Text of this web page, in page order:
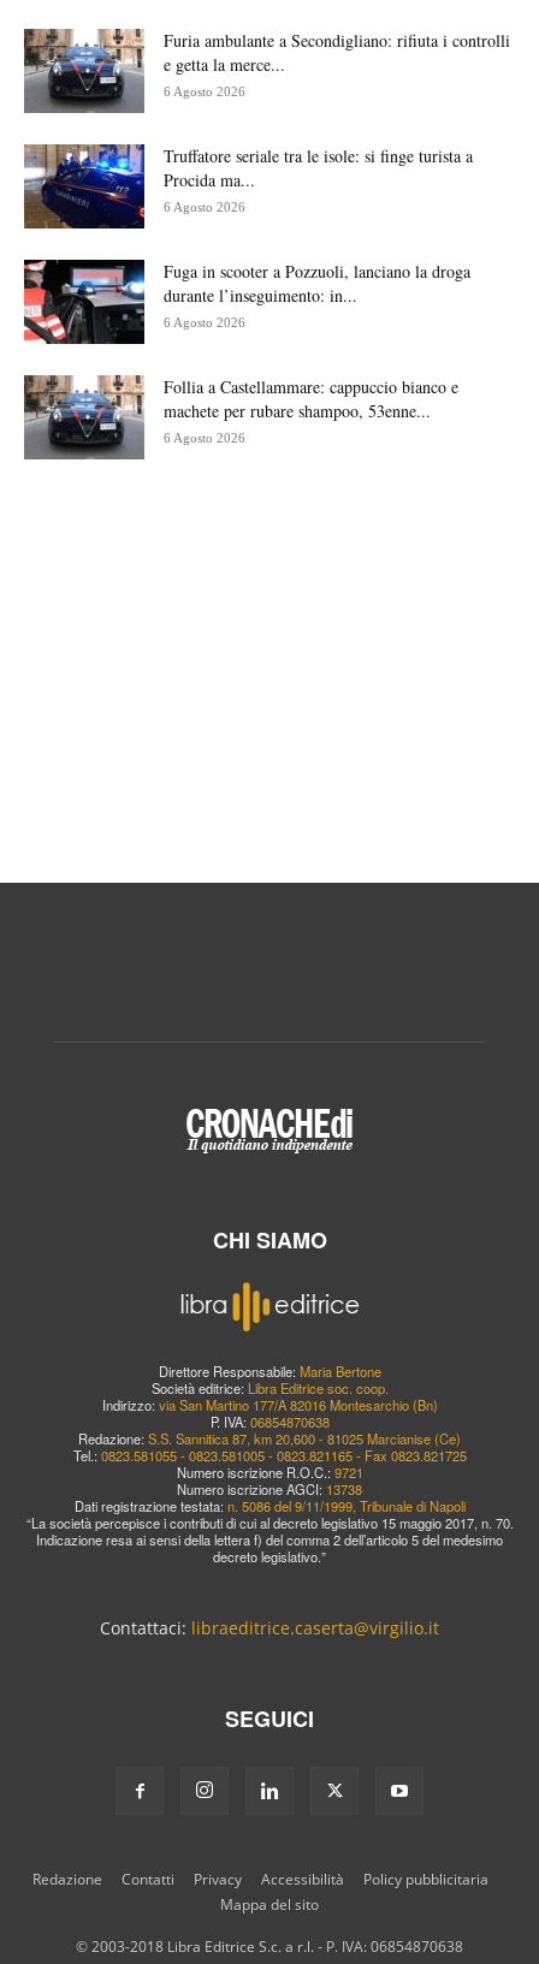
Furia ambulante a Secondigliano: rifiuta i controlli
e getta la merce...
6 Agosto 2026
Truffatore seriale tra le isole: si finge turista a
Procida ma...
6 Agosto 2026
Fuga in scooter a Pozzuoli, lanciano la droga
durante l’inseguimento: in...
6 Agosto 2026
Follia a Castellammare: cappuccio bianco e
machete per rubare shampoo, 53enne...
6 Agosto 2026
CHI SIAMO
Direttore Responsabile: Maria Bertone
Società editrice: Libra Editrice soc. coop.
Indirizzo: via San Martino 177/A 82016 Montesarchio (Bn)
P. IVA: 06854870638
Redazione: S.S. Sannitica 87, km 20,600 - 81025 Marcianise (Ce)
Tel.: 0823.581055 - 0823.581005 - 0823.821165 - Fax 0823.821725
Numero iscrizione R.O.C.: 9721
Numero iscrizione AGCI: 13738
Dati registrazione testata: n. 5086 del 9/11/1999, Tribunale di Napoli
“La società percepisce i contributi di cui al decreto legislativo 15 maggio 2017, n. 70.
Indicazione resa ai sensi della lettera f) del comma 2 dell’articolo 5 del medesimo
decreto legislativo.”
Contattaci: libraeditrice.caserta@virgilio.it
SEGUICI
Redazione Contatti Privacy Accessibilità
Policy pubblicitaria
Mappa del sito
© 2003-2018 Libra Editrice S.c. a r.l. - P. IVA: 06854870638